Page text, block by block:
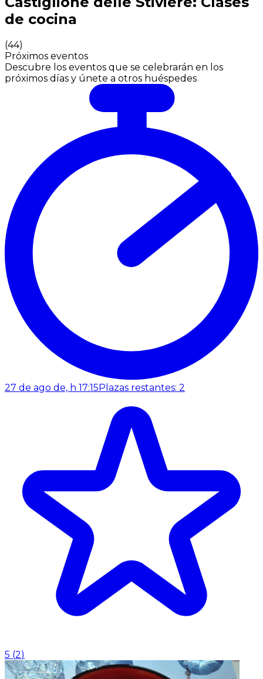
de cocina
(44)
Próximos eventos
Descubre los eventos que se celebrarán en los
próximos días y únete a otros huéspedes
27 de ago de, h 17:15 Plazas restantes: 2
5 (2)